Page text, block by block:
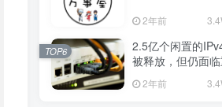
2年前
2.5亿个闲置的
被释放，但仍面
2年前
TOP6